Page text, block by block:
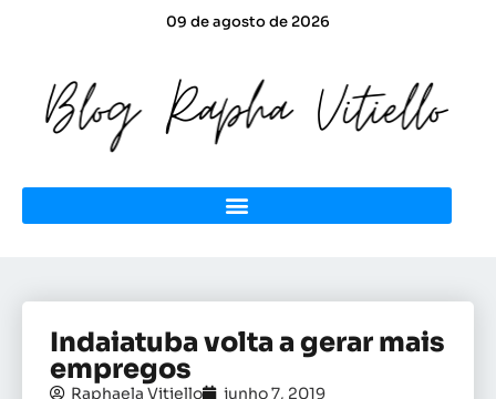
09 de agosto de 2026
Indaiatuba volta a gerar mais
empregos
Raphaela Vitiello junho 7, 2019